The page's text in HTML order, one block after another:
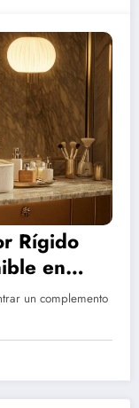
Rígido
en
y
un complemento